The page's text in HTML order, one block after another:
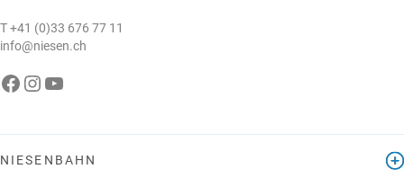
T+41 (0)33 676 77 11
info@niesen.ch
Die Niesenbahn auf Facebook
Die Niesenbahn auf Instagram
Die Niesenbahn auf YouTube
NIESENBAHN